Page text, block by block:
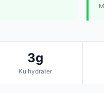
3g
Kulhydrater